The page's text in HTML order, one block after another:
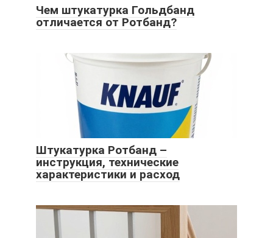
Чем штукатурка Гольдбанд
отличается от Ротбанд?
Штукатурка Ротбанд –
инструкция, технические
характеристики и расход